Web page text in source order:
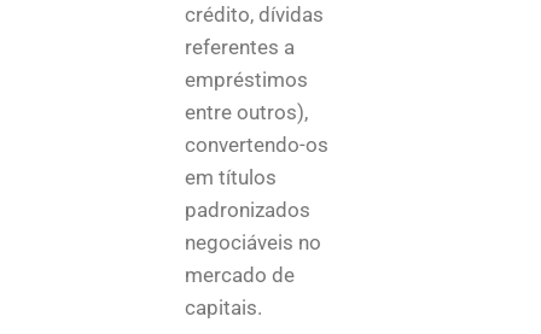
crédito, dívidas
referentes a
empréstimos
entre outros),
convertendo-os
em títulos
padronizados
negociáveis no
mercado de
capitais.